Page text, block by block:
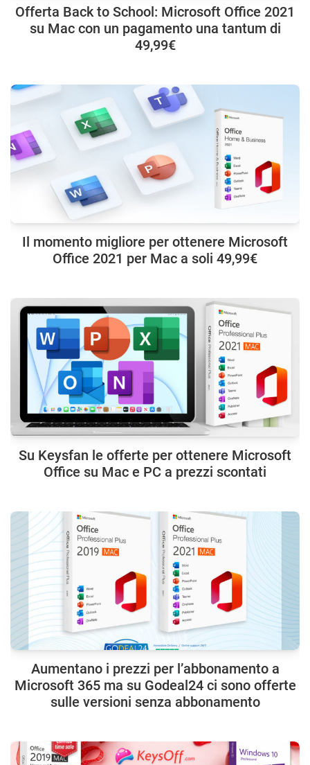
Offerta Back to School: Microsoft Office 2021
su Mac con un pagamento una tantum di
49,99€
Il momento migliore per ottenere Microsoft
Office 2021 per Mac a soli 49,99€
Su Keysfan le offerte per ottenere Microsoft
Office su Mac e PC a prezzi scontati
Aumentano i prezzi per l’abbonamento a
Microsoft 365 ma su Godeal24 ci sono offerte
sulle versioni senza abbonamento